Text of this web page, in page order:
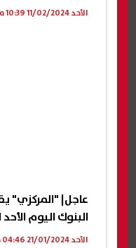
الأحد 11/02/2024 10:39 م
البنوك اليوم الأحد 21-1-2024
الأحد 21/01/2024 04:46 م